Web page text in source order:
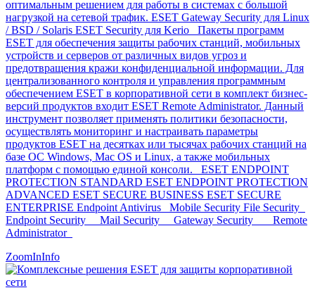
оптимальным решением для работы в системах с большой
нагрузкой на сетевой трафик. ESET Gateway Security для Linux
/ BSD / Solaris ESET Security для Kerio Пакеты программ
ESET для обеспечения защиты рабочих станций, мобильных
устройств и серверов от различных видов угроз и
предотвращения кражи конфиденциальной информации. Для
централизованного контроля и управления программным
обеспечением ESET в корпоративной сети в комплект бизнес-
версий продуктов входит ESET Remote Administrator. Данный
инструмент позволяет применять политики безопасности,
осуществлять мониторинг и настраивать параметры
продуктов ESET на десятках или тысячах рабочих станций на
базе ОС Windows, Mac OS и Linux, а также мобильных
платформ с помощью единой консоли. ESET ENDPOINT
PROTECTION STANDARD ESET ENDPOINT PROTECTION
ADVANCED ESET SECURE BUSINESS ESET SECURE
ENTERPRISE Endpoint Antivirus Mobile Security File Security
Endpoint Security Mail Security Gateway Security Remote
Administrator
ZoomInInfo